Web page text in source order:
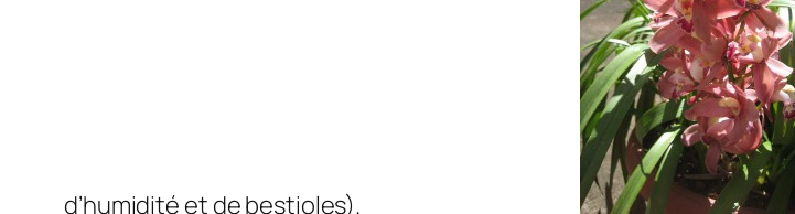
d’humidité et de bestioles).